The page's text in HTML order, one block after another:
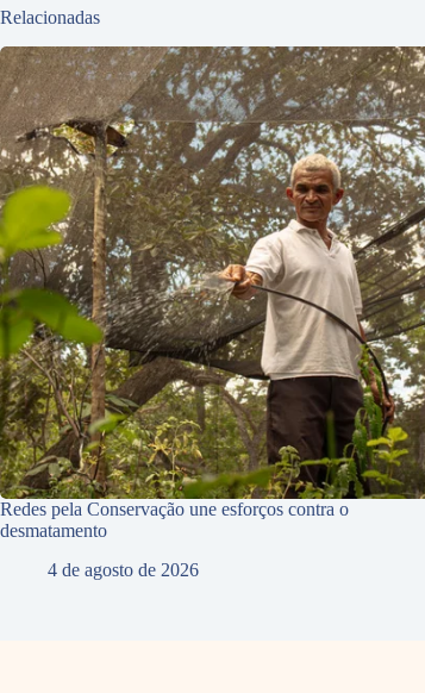
Relacionadas
Redes pela Conservação une esforços contra o
desmatamento
4 de agosto de 2026